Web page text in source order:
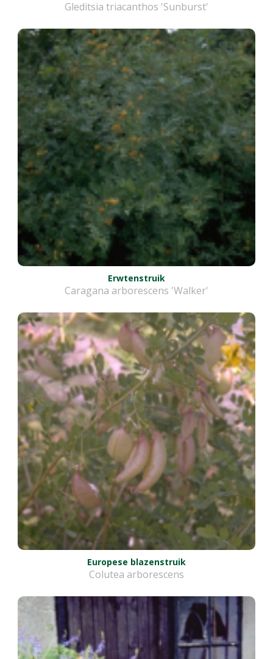
Gleditsia triacanthos 'Sunburst'
Erwtenstruik
Caragana arborescens 'Walker'
Europese blazenstruik
Colutea arborescens